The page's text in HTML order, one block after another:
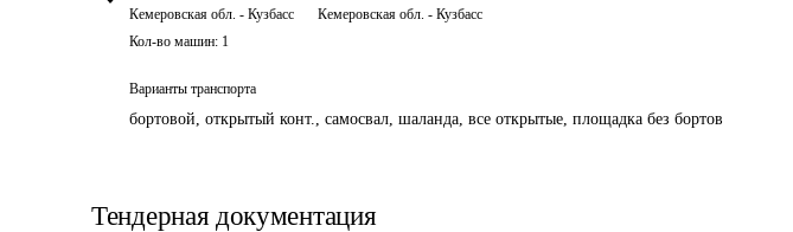
Кемеровская обл. - Кузбасс
Кемеровская обл. - Кузбасс
Кол-во машин: 1
Варианты транспорта
бортовой, открытый конт., самосвал, шаланда, все открытые, площадка без бортов
Тендерная документация